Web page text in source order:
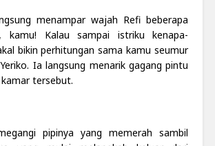
menampar wajah Refi beberapa
kamu! Kalau sampai istriku kenapa-
bikin perhitungan sama kamu seumur
Ia langsung menarik gagang pintu
tersebut.
pipinya yang memerah sambil